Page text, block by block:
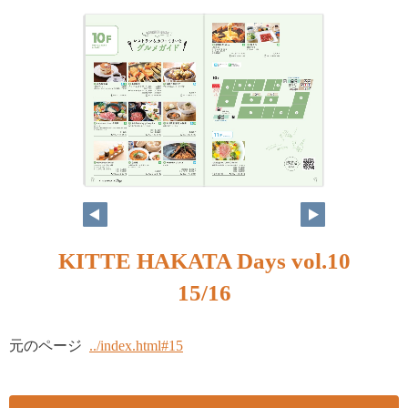
KITTE HAKATA Days vol.10
15/16
元のページ ../index.html#15